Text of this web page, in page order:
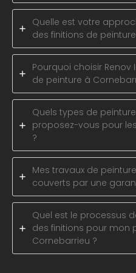
Quelle est votre
des finitions de
Pourquoi choisir
de peinture à
Quels types de
proposez-vous pour
?
Mes travaux de
couverts par une
Quel est le processus
des finitions pour mon
Cornebarrieu ?